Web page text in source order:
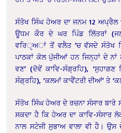
ਸੰਤੋਖ ਸਿੰਘ ਹੇਅਰ ਦਾ ਜਨਮ 12 ਅਪ੍ਰੈਲ
ਊਧਮ ਕੌਰ ਦੇ ਘਰ ਪਿੰਡ ਲਿੱਤਰਾਂ
ਵਰਿੵਅਾਂ ਤੋਂ ਵਲੈਤ ’ਚ ਵੱਸਦੇ ਸੰਤੋਖ
ਪਾਠਕਾਂ ਕੋਲ ਪੁੱਜੀਆਂ ਹਨ ਜਿਨ੍ਹਾਂ ਦੇ ਨਾਂ
ਵਣ’ (ਦੋਵੇਂ ਕਾਵਿ-ਸੰਗ੍ਰਹਿ), ‘ਸੁਹਾਗਣ
ਸੰਗ੍ਰਹਿ), ‘ਕਲਮਾਂ ਕਾਵੈਂਟਰੀ ਦੀਆਂ’ ਤੇ
ਸੰਤੋਖ ਸਿੰਘ ਹੇਅਰ ਦੇ ਰਚਨਾ ਸੰਸਾਰ ਬਾਰੇ
ਸਕਦਾ ਹੈ ਕਿ ਹੇਅਰ ਦਾ ਕਾਵਿ-ਸੰਸਾਰ
ਨਾਲ ਸਟੇਜੀ ਸੁਭਾਅ ਵਾਲਾ ਵੀ ਹੈ। ਉਸ